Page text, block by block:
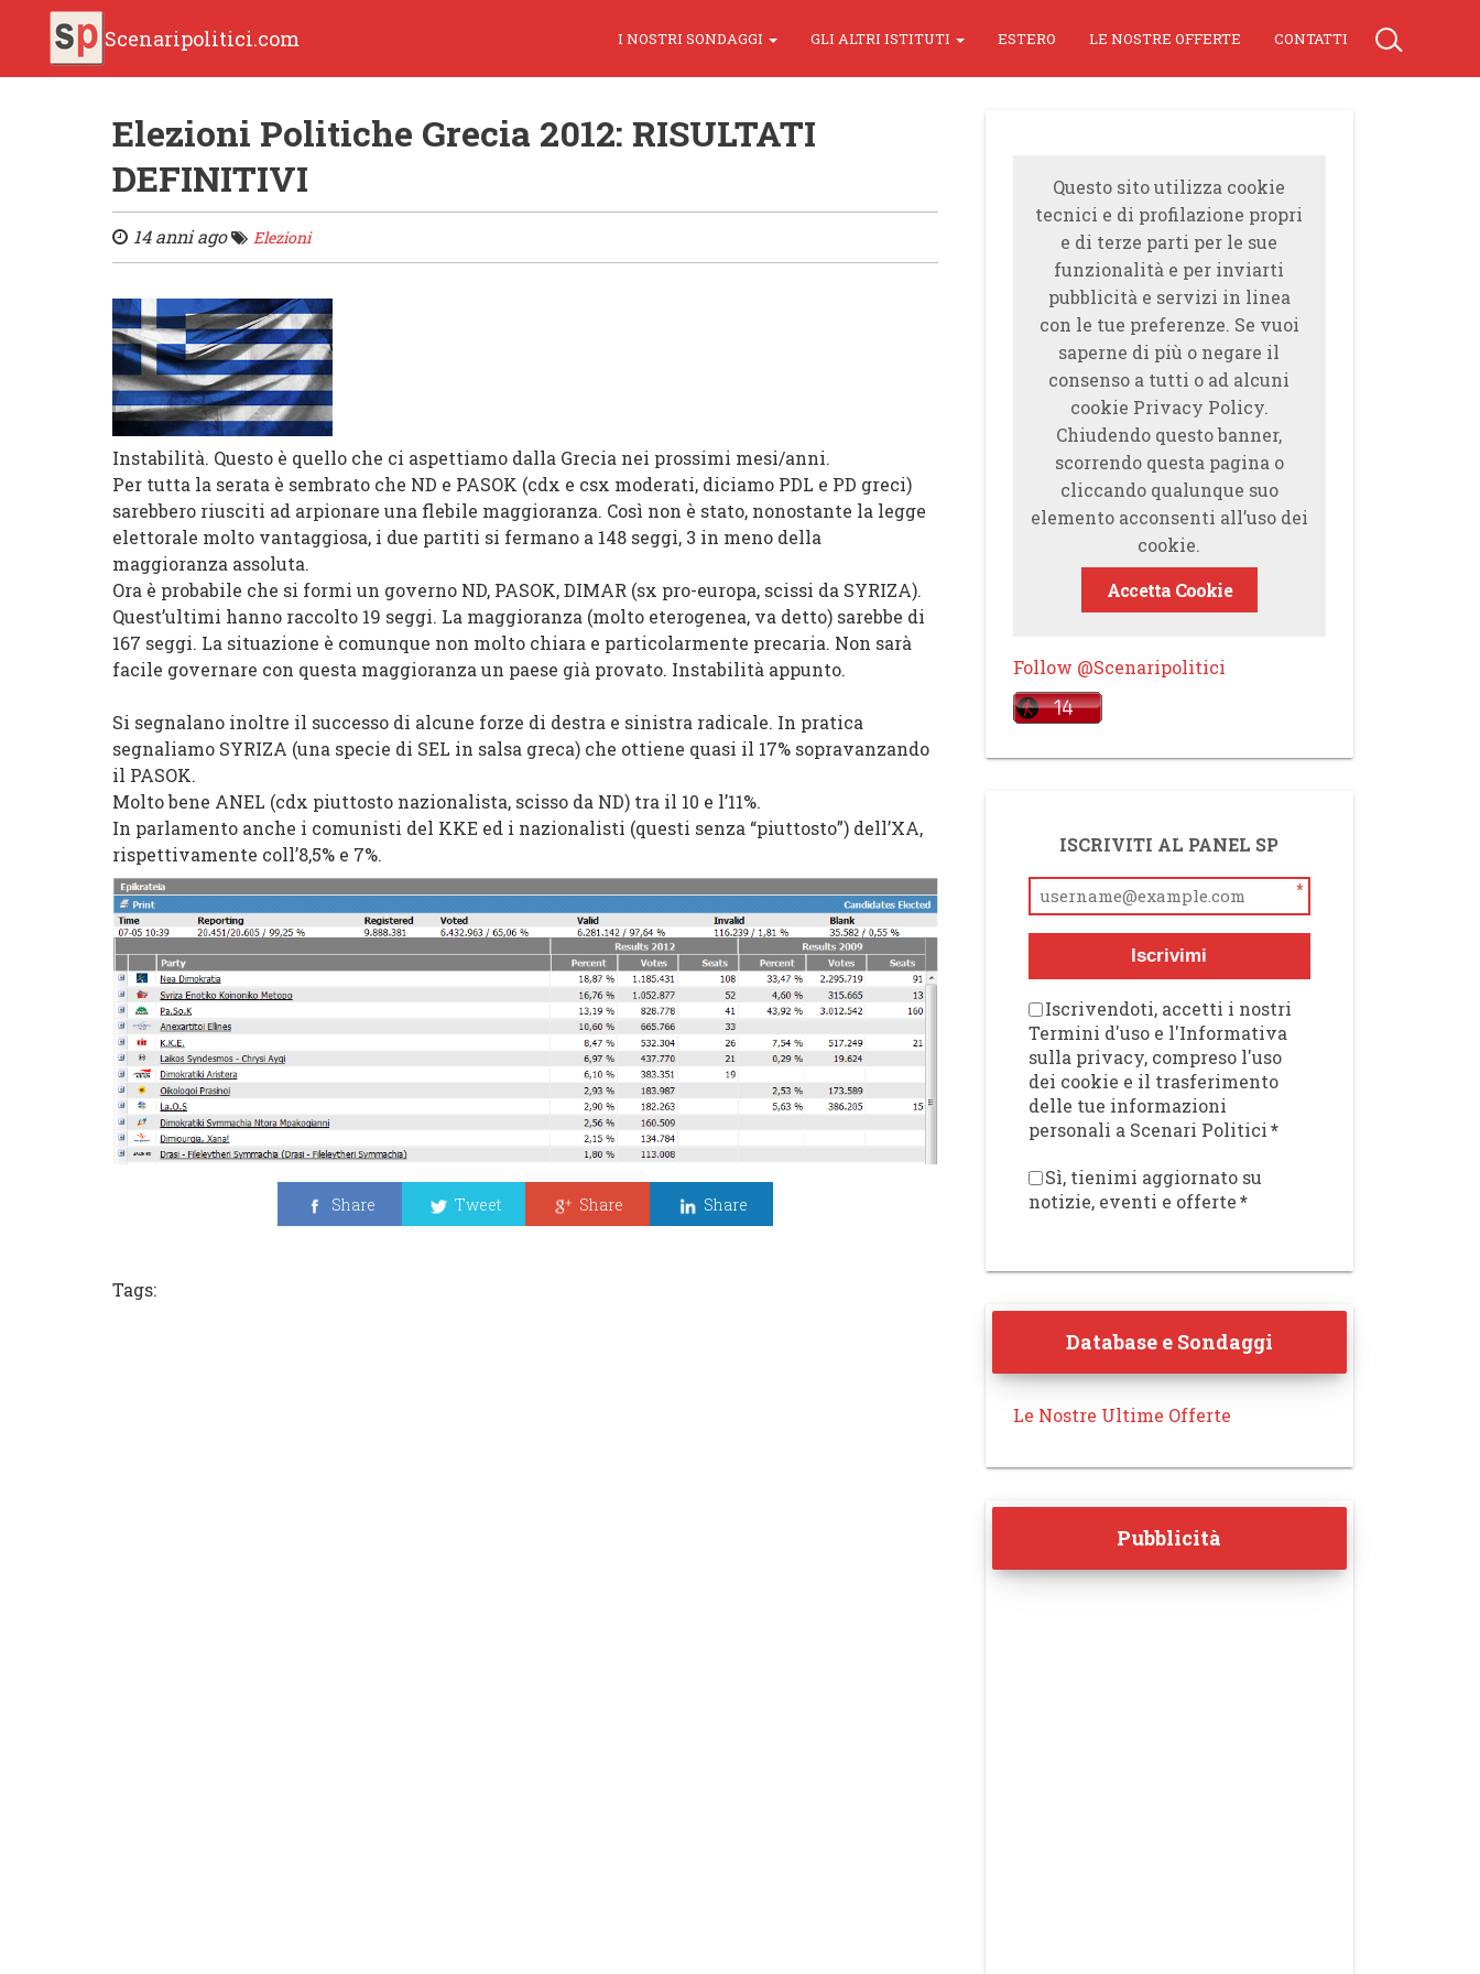
Scenaripolitici.com I NOSTRI SONDAGGI GLI ALTRI ISTITUTI ESTERO LE NOSTRE OFFERTE CONTATTI
Elezioni Politiche Grecia 2012: RISULTATI
DEFINITIVI
14 anni ago Elezioni
Instabilità. Questo è quello che ci aspettiamo dalla Grecia nei prossimi mesi/anni.
Per tutta la serata è sembrato che ND e PASOK (cdx e csx moderati, diciamo PDL e PD greci)
sarebbero riusciti ad arpionare una flebile maggioranza. Così non è stato, nonostante la legge
elettorale molto vantaggiosa, i due partiti si fermano a 148 seggi, 3 in meno della
maggioranza assoluta.
Ora è probabile che si formi un governo ND, PASOK, DIMAR (sx pro-europa, scissi da SYRIZA).
Quest’ultimi hanno raccolto 19 seggi. La maggioranza (molto eterogenea, va detto) sarebbe di
167 seggi. La situazione è comunque non molto chiara e particolarmente precaria. Non sarà
facile governare con questa maggioranza un paese già provato. Instabilità appunto.
Si segnalano inoltre il successo di alcune forze di destra e sinistra radicale. In pratica
segnaliamo SYRIZA (una specie di SEL in salsa greca) che ottiene quasi il 17% sopravanzando
il PASOK.
Molto bene ANEL (cdx piuttosto nazionalista, scisso da ND) tra il 10 e l’11%.
In parlamento anche i comunisti del KKE ed i nazionalisti (questi senza “piuttosto”) dell’XA,
rispettivamente coll’8,5% e 7%.
Share Tweet Share Share
Tags:
Questo sito utilizza cookie
tecnici e di profilazione propri
e di terze parti per le sue
funzionalità e per inviarti
pubblicità e servizi in linea
con le tue preferenze. Se vuoi
saperne di più o negare il
consenso a tutti o ad alcuni
cookie Privacy Policy.
Chiudendo questo banner,
scorrendo questa pagina o
cliccando qualunque suo
elemento acconsenti all’uso dei
cookie.
Accetta Cookie
Follow @Scenaripolitici
ISCRIVITI AL PANEL SP
*
Iscrivimi
Iscrivendoti, accetti i nostri
Termini d'uso e l'Informativa
sulla privacy, compreso l'uso
dei cookie e il trasferimento
delle tue informazioni
personali a Scenari Politici*
Sì, tienimi aggiornato su
notizie, eventi e offerte*
Database e Sondaggi
Le Nostre Ultime Offerte
Pubblicità